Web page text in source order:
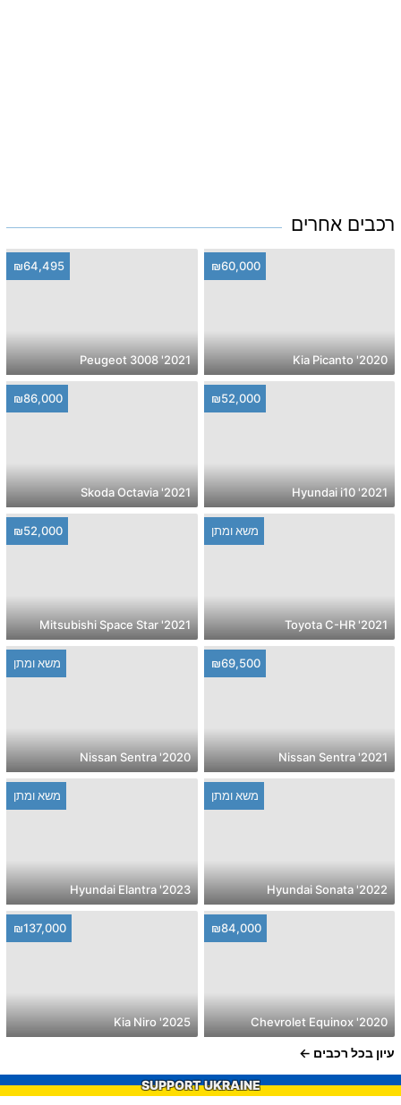
רכבים אחרים
₪60,000
2020' Kia Picanto
₪64,495
2021' Peugeot 3008
₪52,000
2021' Hyundai i10
₪86,000
2021' Skoda Octavia
משא ומתן
2021' Toyota C-HR
₪52,000
2021' Mitsubishi Space Star
₪69,500
2021' Nissan Sentra
משא ומתן
2020' Nissan Sentra
משא ומתן
2022' Hyundai Sonata
משא ומתן
2023' Hyundai Elantra
₪84,000
2020' Chevrolet Equinox
₪137,000
2025' Kia Niro
עיון בכל רכבים
SUPPORT UKRAINE